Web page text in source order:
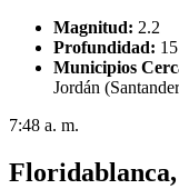
Magnitud: 2.2
Profundidad:
Municipios
Jordán
7:48 a. m.